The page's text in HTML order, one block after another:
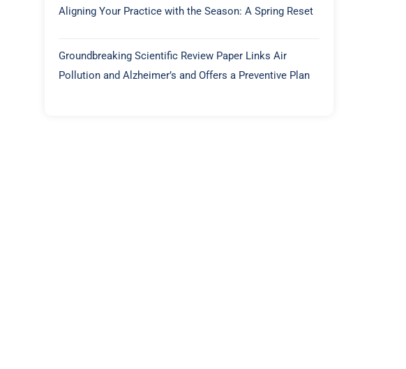
Aligning Your Practice with the Season: A Spring Reset
Groundbreaking Scientific Review Paper Links Air
Pollution and Alzheimer’s and Offers a Preventive Plan